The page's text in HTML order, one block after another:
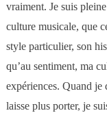
vraiment. Je suis
culture musicale, que
style particulier, son
qu’au sentiment, ma
expériences. Quand
laisse plus porter, je